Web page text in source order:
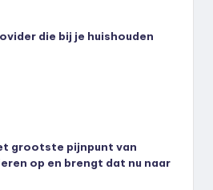
die bij je huishouden
grootste pijnpunt van
op en brengt dat nu naar